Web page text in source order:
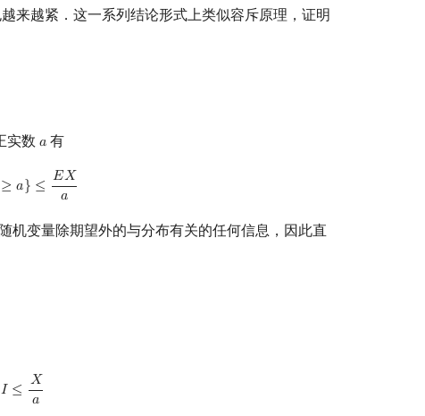
来越紧．这一系列结论形式上类似容斥原理，证明
实数 𝑎
a 有
≥ 𝑎} ≤ 𝐸𝑋
𝑎
X }≤ EX a
机变量除期望外的与分布有关的任何信息，因此直
𝐼 ≤ 𝑋
𝑎
≤X a